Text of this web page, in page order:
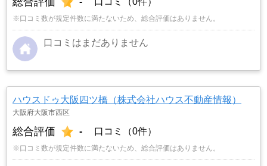
※口コミ数が規定件数に満たないため、総合評価はありません。
口コミはまだありません
ハウスドゥ大阪四ツ橋（株式会社ハウス不動産情報）
大阪府大阪市西区
総合評価 - 口コミ（0件）
※口コミ数が規定件数に満たないため、総合評価はありません。